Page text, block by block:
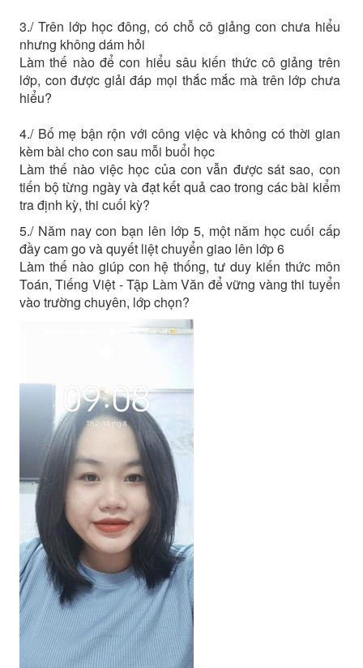
3./ Trên lớp học đông, có chỗ cô giảng con chưa hiểu
nhưng không dám hỏi
Làm thế nào để con hiểu sâu kiến thức cô giảng trên
lớp, con được giải đáp mọi thắc mắc mà trên lớp chưa
hiểu?
4./ Bố mẹ bận rộn với công việc và không có thời gian
kèm bài cho con sau mỗi buổi học
Làm thế nào việc học của con vẫn được sát sao, con
tiến bộ từng ngày và đạt kết quả cao trong các bài kiểm
tra định kỳ, thi cuối kỳ?
5./ Năm nay con bạn lên lớp 5, một năm học cuối cấp
đầy cam go và quyết liệt chuyển giao lên lớp 6
Làm thế nào giúp con hệ thống, tư duy kiến thức môn
Toán, Tiếng Việt - Tập Làm Văn để vững vàng thi tuyển
vào trường chuyên, lớp chọn?